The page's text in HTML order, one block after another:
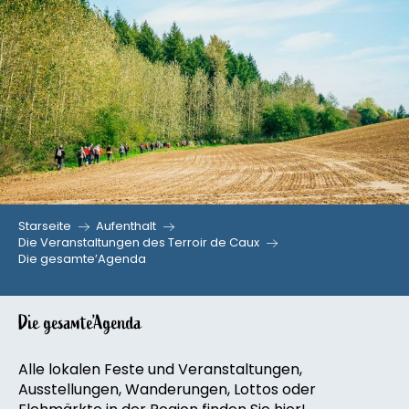
Aller
au
contenu
principal
Starseite
Aufenthalt
Die Veranstaltungen des Terroir de Caux
Die gesamte’Agenda
Die gesamte’Agenda
Alle lokalen Feste und Veranstaltungen,
Ausstellungen, Wanderungen, Lottos oder